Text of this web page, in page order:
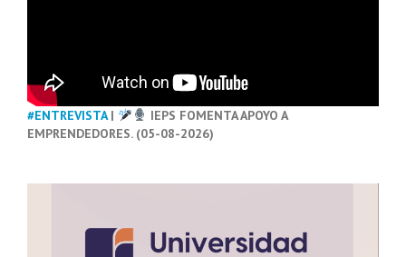
#ENTREVISTA|
IEPS FOMENTA APOYO A
EMPRENDEDORES. (05-08-2026)